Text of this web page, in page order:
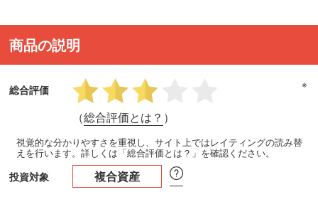
商品の説明
総合評価
（総合評価とは？ ）
※
視覚的な分かりやすさを重視し、サイト上ではレイティングの読み替
えを行います。詳しくは「総合評価とは？」を確認ください。
投資対象 複合資産